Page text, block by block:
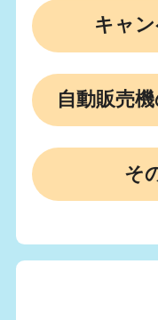
キャ
自動販売
そ